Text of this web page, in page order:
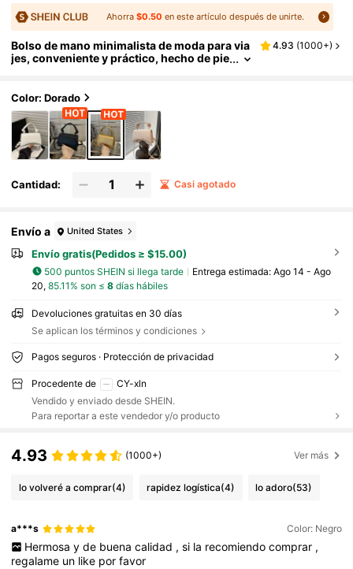
Ahorra$0.50 en este artículo después de unirte.
Bolso de mano minimalista de moda para via
jes, conveniente y práctico, hecho de pie
r, bolso de hombro versátil con textura, bols
o de mujer
4.93 (1000+)
Color: Dorado
Cantidad: Casi agotado
Envío a United States
Envío gratis(Pedidos ≥ $15.00)
500 puntos SHEIN si llega tarde Entrega estimada: Ago 14 - Ago
20, 85.11% son ≤ 8días hábiles
Devoluciones gratuitas en 30 días
Se aplican los términos y condiciones
Pagos seguros · Protección de privacidad
Procedente de
CY-xln
Vendido y enviado desde SHEIN.
Para reportar a este vendedor y/o producto
4.93 (1000+) Ver más
lo volveré a comprar(4) rapidez logística(4) lo adoro(53)
a***s Color: Negro
Hermosa y de buena calidad , si la recomiendo comprar ,
regalame un like porfavor